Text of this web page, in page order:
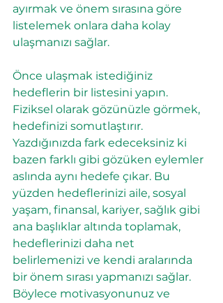
ayırmak ve önem sırasına göre
listelemek onlara daha kolay
ulaşmanızı sağlar.
Önce ulaşmak istediğiniz
hedeflerin bir listesini yapın.
Fiziksel olarak gözünüzle görmek,
hedefinizi somutlaştırır.
Yazdığınızda fark edeceksiniz ki
bazen farklı gibi gözüken eylemler
aslında aynı hedefe çıkar. Bu
yüzden hedeflerinizi aile, sosyal
yaşam, finansal, kariyer, sağlık gibi
ana başlıklar altında toplamak,
hedeflerinizi daha net
belirlemenizi ve kendi aralarında
bir önem sırası yapmanızı sağlar.
Böylece motivasyonunuz ve